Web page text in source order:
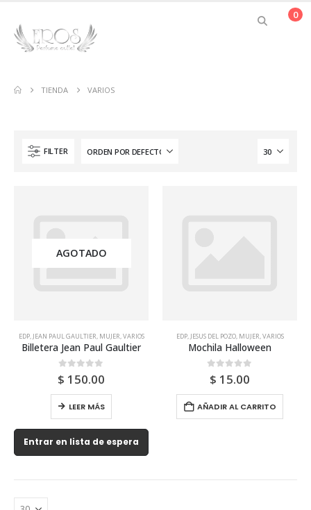
0
TIENDA VARIOS
FILTER
AGOTADO
EDP, JEAN PAUL GAULTIER, MUJER,VARIOS
Billetera Jean Paul Gaultier
0 out of 5
$ 150.00
LEER MÁS
Entrar en lista de espera
EDP, JESUS DEL POZO, MUJER,VARIOS
Mochila Halloween
0out of 5
$ 15.00
AÑADIR AL CARRITO